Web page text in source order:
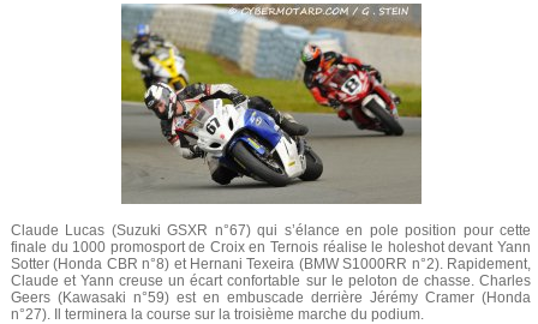
Claude Lucas (Suzuki GSXR n°67) qui s’élance en pole position pour cette
finale du 1000 promosport de Croix en Ternois réalise le holeshot devant Yann
Sotter (Honda CBR n°8) et Hernani Texeira (BMW S1000RR n°2). Rapidement,
Claude et Yann creuse un écart confortable sur le peloton de chasse. Charles
Geers (Kawasaki n°59) est en embuscade derrière Jérémy Cramer (Honda
n°27). Il terminera la course sur la troisième marche du podium.